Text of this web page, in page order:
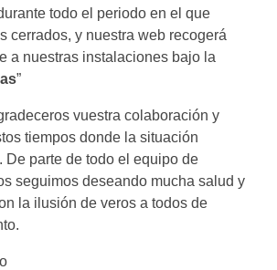
todo el periodo en el que
cerrados, y nuestra web recogerá
a nuestras instalaciones bajo la
”
vuestra colaboración y
tiempos donde la situación
De parte de todo el equipo de
seguimos deseando mucha salud y
la ilusión de veros a todos de